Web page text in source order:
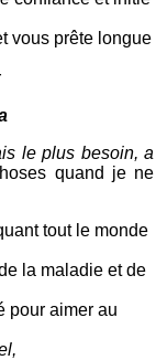
vous prête longue
le plus besoin, a
quand je ne
tout le monde
la maladie et de
pour aimer au